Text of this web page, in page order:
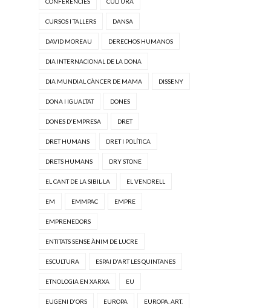
CURSOS I TALLERS DANSA
DAVID MOREAU DERECHOS HUMANOS
DIA INTERNACIONAL DE LA DONA
DIA MUNDIAL CÀNCER DE MAMA DISSENY
DONA I IGUALTAT DONES
DONES D'EMPRESA DRET
DRET HUMANS DRET I POLÍTICA
DRETS HUMANS DRY STONE
EL CANT DE LA SIBIL·LA EL VENDRELL
EM EMMPAC EMPRE
EMPRENEDORS
ENTITATS SENSE ÀNIM DE LUCRE
ESCULTURA ESPAI D'ART LES QUINTANES
ETNOLOGIA EN XARXA EU
EUGENI D'ORS EUROPA EUROPA. ART.